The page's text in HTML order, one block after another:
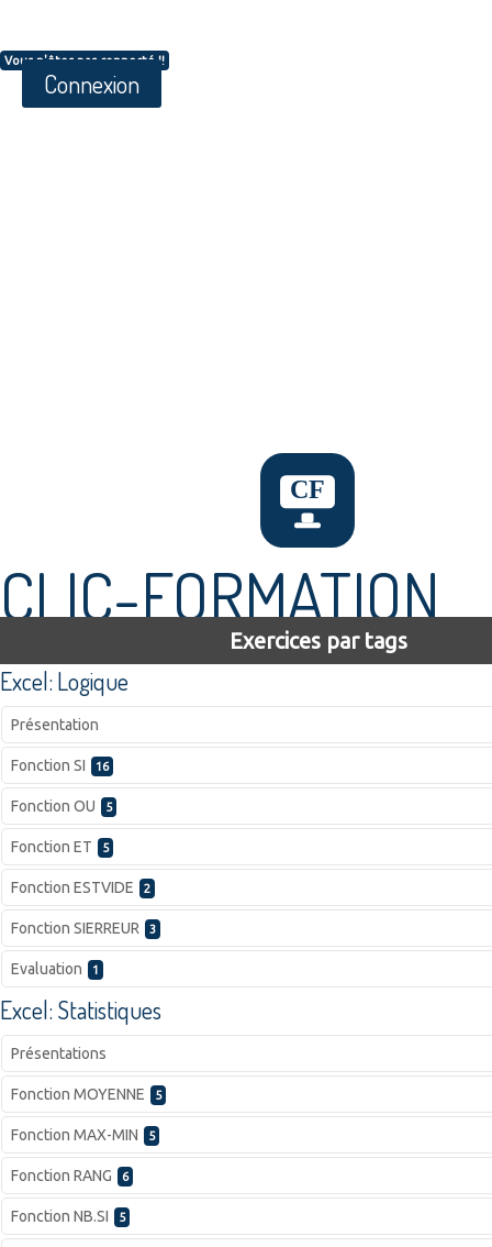
Vous n'êtes pas connecté !!
Connexion
CLIC-FORMATION
Exercices par tags
Excel: Logique
Présentation
Fonction SI 16
Fonction OU 5
Fonction ET 5
Fonction ESTVIDE 2
Fonction SIERREUR 3
Evaluation 1
Excel: Statistiques
Présentations
Fonction MOYENNE 5
Fonction MAX-MIN 5
Fonction RANG 6
Fonction NB.SI 5